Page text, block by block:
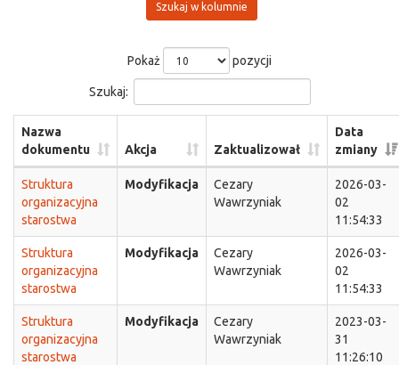
Szukaj w kolumnie
Pokaż pozycji
Szukaj:
Nazwa
dokumentu
Akcja Zaktualizował
Data
zmiany
Struktura
organizacyjna
starostwa
Modyfikacja
Cezary
Wawrzyniak
2026-03-
02
11:54:33
Struktura
organizacyjna
starostwa
Modyfikacja
Cezary
Wawrzyniak
2026-03-
02
11:54:33
Struktura
organizacyjna
starostwa
Modyfikacja
Cezary
Wawrzyniak
2023-03-
31
11:26:10